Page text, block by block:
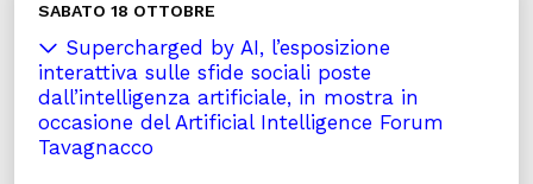
SABATO 18 OTTOBRE
Supercharged by AI, l’esposizione
interattiva sulle sfide sociali poste
dall’intelligenza artificiale, in mostra in
occasione del Artificial Intelligence Forum
Tavagnacco